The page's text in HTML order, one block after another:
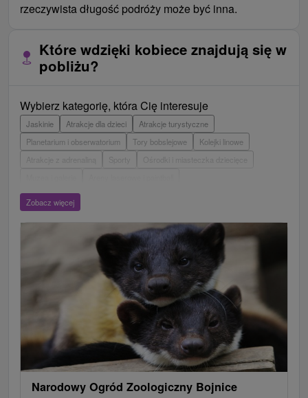
rzeczywista długość podróży może być inna.
Które wdzięki kobiece znajdują się w
pobliżu?
Wybierz kategorię, która Cię interesuje
Jaskinie Atrakcje dla dzieci
Atrakcje turystyczne
Planetarium i obserwatorium
Tory bobslejowe
Kolejki linowe
Atrakcje z adrenaliną
Wieże obserwacyjne i chodniki
Escaperoom
Parki miejskie i zamkowe
Loty widokowe i rejsy wycieczkowe
Tarcze
Jeziora, jeziora, zbiorniki wodne
Zabytki techniki
Pomniki
Kościoły drewniane Źródła Teatry
Jazda konna
Zamki Chaty górskie
Miejsca sakralne
Obiekty architektoniczne
Ośrodek narciarski
Pola golfowe
Tory gokartowe
Amfiteatry i kina w przyrodzie
Szlaki winne
Zobacz więcej
Narodowy Ogród Zoologiczny Bojnice